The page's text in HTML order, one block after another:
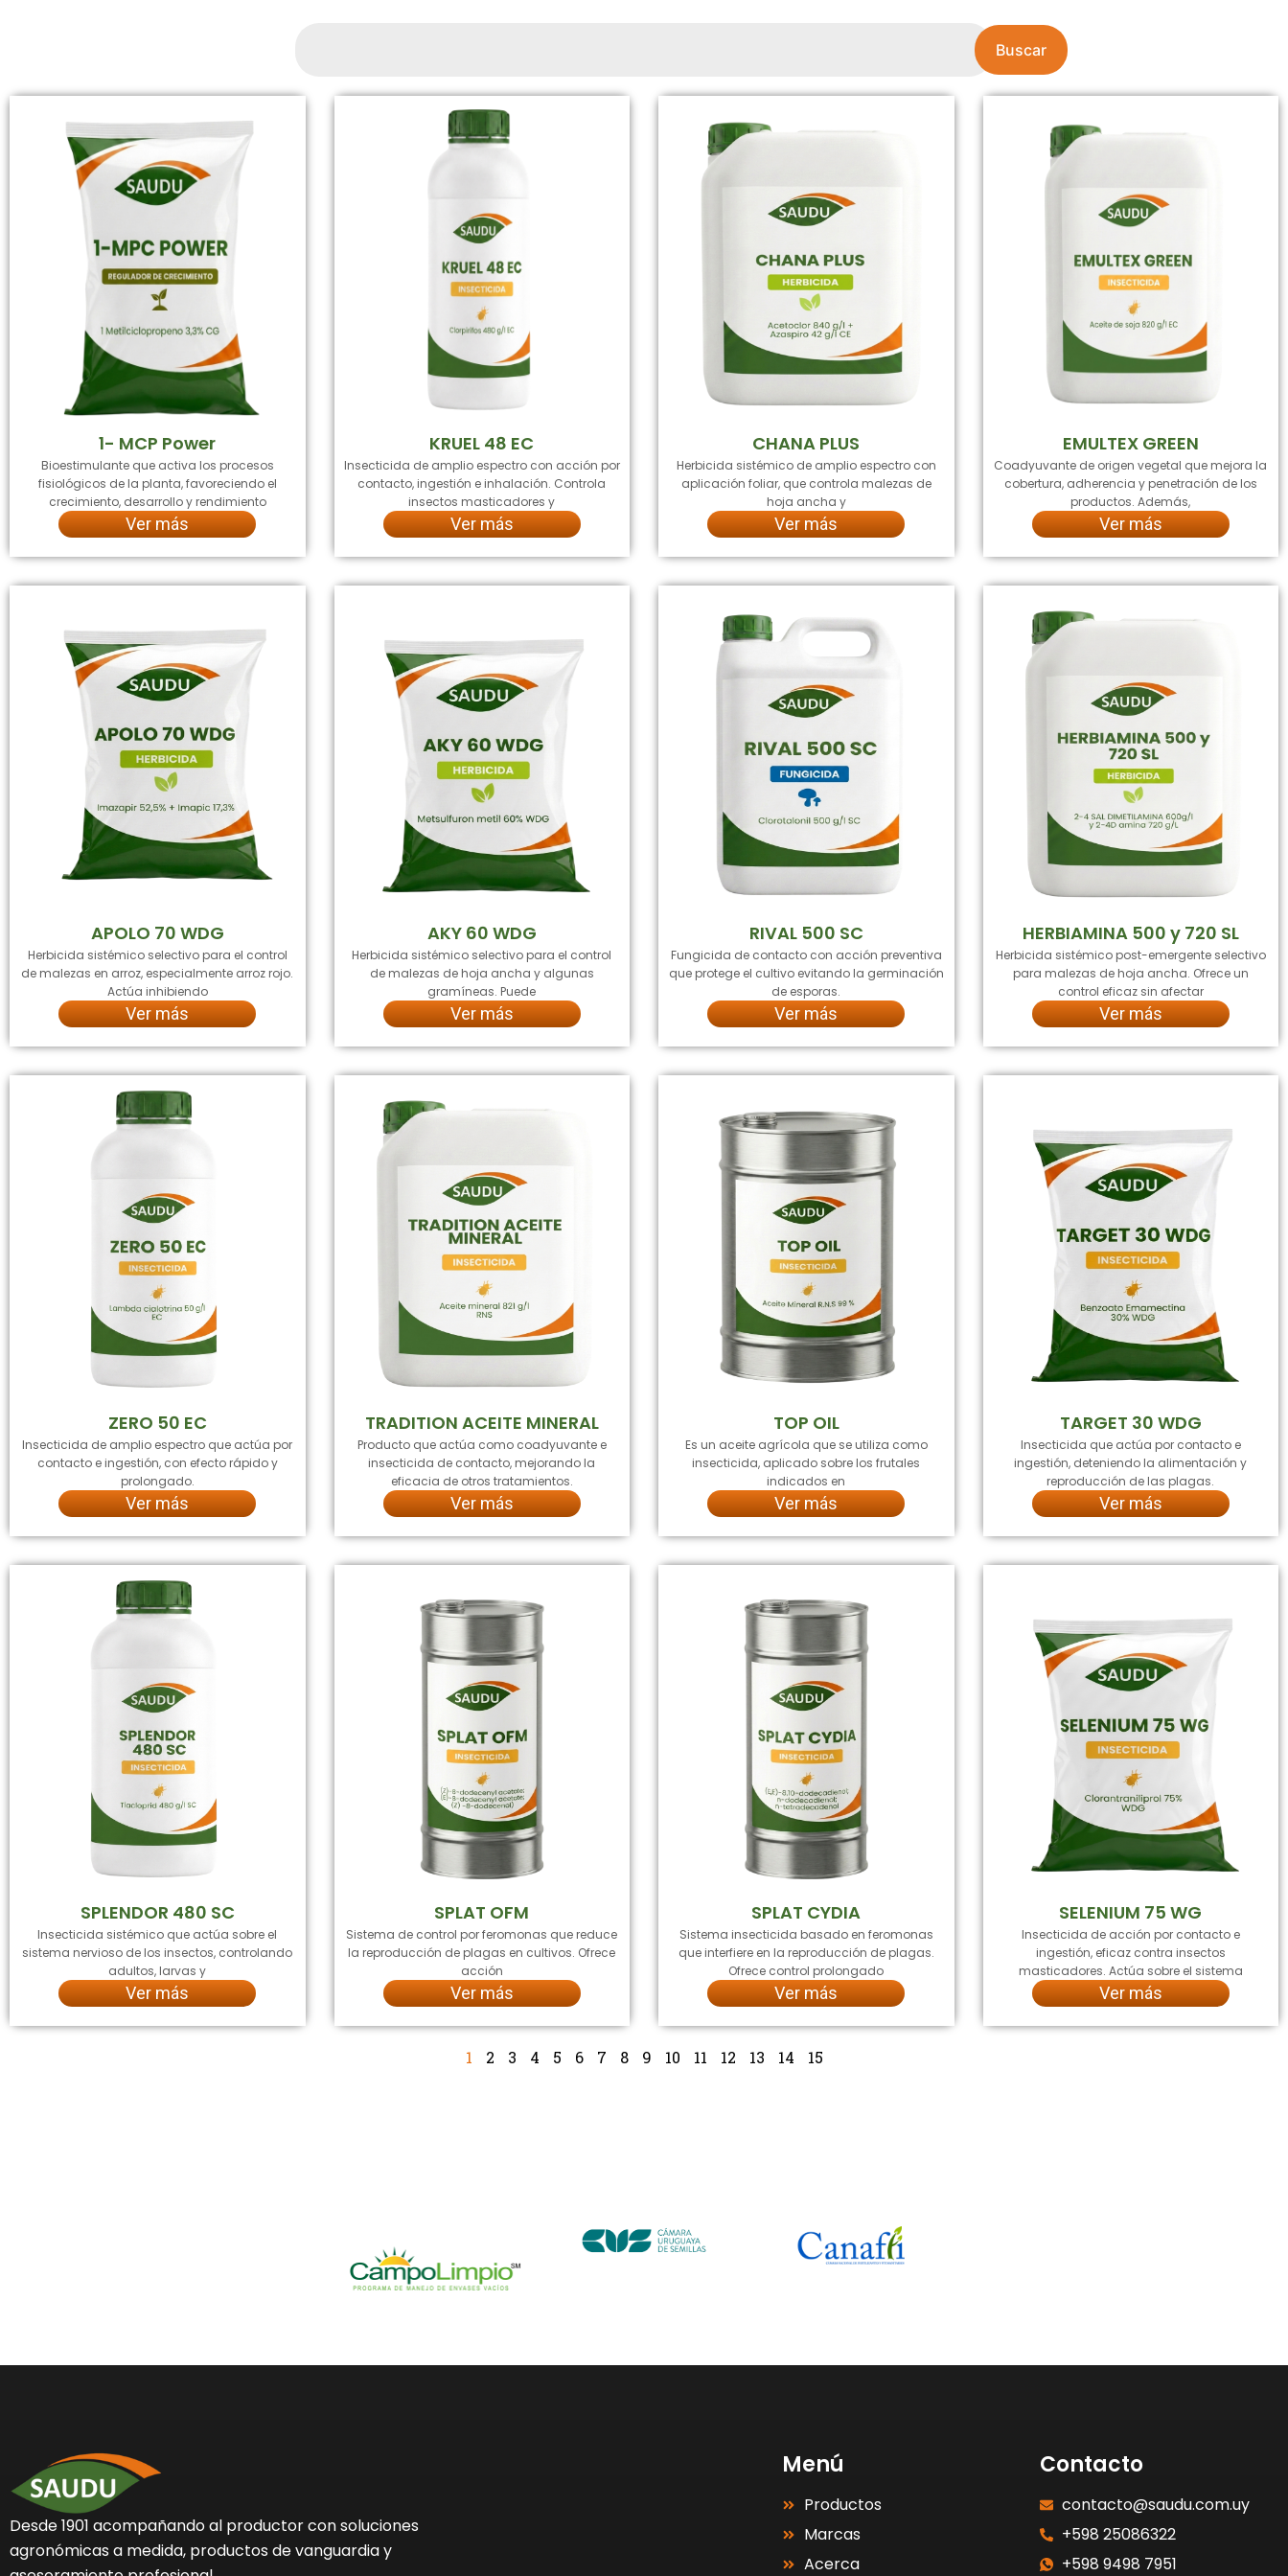
Buscar
1- MCP Power
Bioestimulante que activa los procesos
fisiológicos de la planta, favoreciendo el
crecimiento, desarrollo y rendimiento
Ver más
KRUEL 48 EC
Insecticida de amplio espectro con acción por
contacto, ingestión e inhalación. Controla
insectos masticadores y
Ver más
CHANA PLUS
Herbicida sistémico de amplio espectro con
aplicación foliar, que controla malezas de
hoja ancha y
Ver más
EMULTEX GREEN
Coadyuvante de origen vegetal que mejora la
cobertura, adherencia y penetración de los
productos. Además,
Ver más
APOLO 70 WDG
Herbicida sistémico selectivo para el control
de malezas en arroz, especialmente arroz rojo.
Actúa inhibiendo
Ver más
AKY 60 WDG
Herbicida sistémico selectivo para el control
de malezas de hoja ancha y algunas
gramíneas. Puede
Ver más
RIVAL 500 SC
Fungicida de contacto con acción preventiva
que protege el cultivo evitando la germinación
de esporas.
Ver más
HERBIAMINA 500 y 720 SL
Herbicida sistémico post-emergente selectivo
para malezas de hoja ancha. Ofrece un
control eficaz sin afectar
Ver más
ZERO 50 EC
Insecticida de amplio espectro que actúa por
contacto e ingestión, con efecto rápido y
prolongado.
Ver más
TRADITION ACEITE MINERAL
Producto que actúa como coadyuvante e
insecticida de contacto, mejorando la
eficacia de otros tratamientos.
Ver más
TOP OIL
Es un aceite agrícola que se utiliza como
insecticida, aplicado sobre los frutales
indicados en
Ver más
TARGET 30 WDG
Insecticida que actúa por contacto e
ingestión, deteniendo la alimentación y
reproducción de las plagas.
Ver más
SPLENDOR 480 SC
Insecticida sistémico que actúa sobre el
sistema nervioso de los insectos, controlando
adultos, larvas y
Ver más
SPLAT OFM
Sistema de control por feromonas que reduce
la reproducción de plagas en cultivos. Ofrece
acción
Ver más
SPLAT CYDIA
Sistema insecticida basado en feromonas
que interfiere en la reproducción de plagas.
Ofrece control prolongado
Ver más
SELENIUM 75 WG
Insecticida de acción por contacto e
ingestión, eficaz contra insectos
masticadores. Actúa sobre el sistema
Ver más
Page
1
Page
2
Page
3 4 5 6
Page
7
Page
8
Page
9 10 11 12 13 14 15
Desde 1901 acompañando al productor con soluciones
agronómicas a medida, productos de vanguardia y
Menú
Productos
Marcas
Acerca
Contacto
contacto@saudu.com.uy
+598 25086322
+598 9498 7951